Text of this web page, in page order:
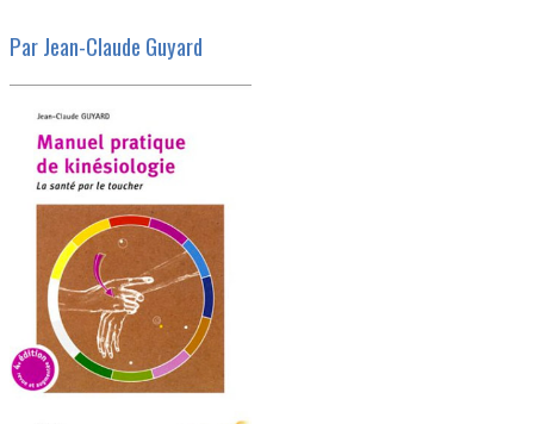
Par Jean-Claude Guyard